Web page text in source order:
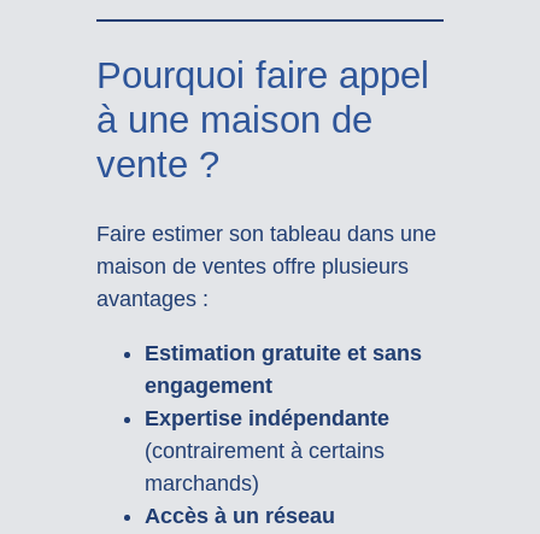
Pourquoi faire appel
à une maison de
vente ?
Faire estimer son tableau dans une
maison de ventes offre plusieurs
avantages :
Estimation gratuite et sans
engagement
Expertise indépendante
(contrairement à certains
marchands)
Accès à un réseau